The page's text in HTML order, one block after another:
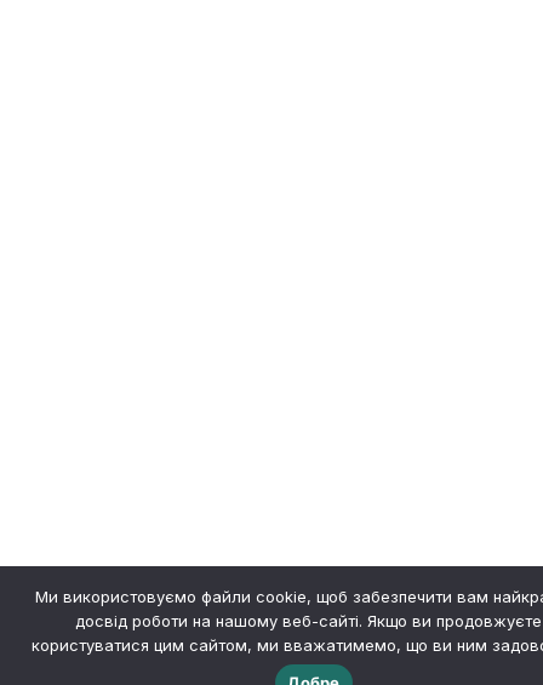
Ми використовуємо файли cookie, щоб забезпечити вам
досвід роботи на нашому веб-сайті. Якщо ви продовжуєте
користуватися цим сайтом, ми вважатимемо, що ви ним